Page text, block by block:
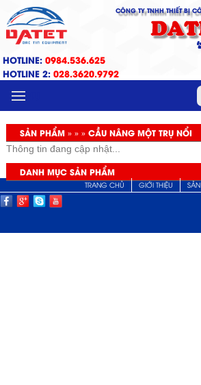
CÔNG TY TNHH THIẾT BỊ
HOTLINE: 0984.536.625
HOTLINE 2: 028.3620.9792
MENU
SẢN PHẨM » » » CẦU NÂNG MỘT TRỤ NỔI
Thông tin đang cập nhật...
DANH MỤC SẢN PHẨM
TRANG CHỦ GIỚI THIỆU